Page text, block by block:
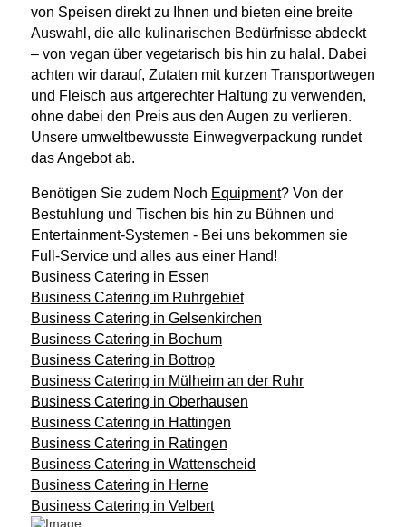
von Speisen direkt zu Ihnen und bieten eine breite
Auswahl, die alle kulinarischen Bedürfnisse abdeckt
– von vegan über vegetarisch bis hin zu halal. Dabei
achten wir darauf, Zutaten mit kurzen Transportwegen
und Fleisch aus artgerechter Haltung zu verwenden,
ohne dabei den Preis aus den Augen zu verlieren.
Unsere umweltbewusste Einwegverpackung rundet
das Angebot ab.
Benötigen Sie zudem Noch Equipment?Von der
Bestuhlung und Tischen bis hin zu Bühnen und
Entertainment-Systemen - Bei uns bekommen sie
Full-Service und alles aus einer Hand!
Business Catering in Essen
Business Catering im Ruhrgebiet
Business Catering in Gelsenkirchen
Business Catering in Bochum
Business Catering in Bottrop
Business Catering in Mülheim an der Ruhr
Business Catering in Oberhausen
Business Catering in Hattingen
Business Catering in Ratingen
Business Catering in Wattenscheid
Business Catering in Herne
Business Catering in Velbert